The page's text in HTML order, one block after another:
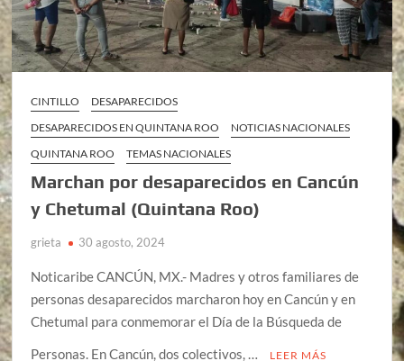
CINTILLO
DESAPARECIDOS
DESAPARECIDOS EN QUINTANA ROO
NOTICIAS NACIONALES
QUINTANA ROO
TEMAS NACIONALES
Marchan por desaparecidos en Cancún
y Chetumal (Quintana Roo)
grieta 30 agosto, 2024
Noticaribe CANCÚN, MX.- Madres y otros familiares de
personas desaparecidos marcharon hoy en Cancún y en
Chetumal para conmemorar el Día de la Búsqueda de
Personas. En Cancún, dos colectivos, …
LEER MÁS